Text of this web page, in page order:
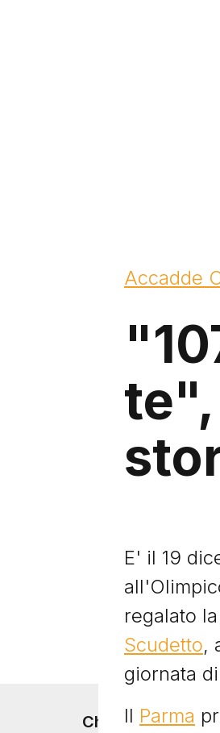
Accadde
E' il 19
regalato
Scudetto,
giornata
Il Parma
Footer
Chi siamo